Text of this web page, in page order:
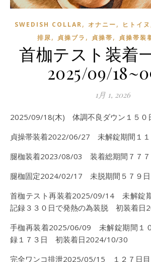
SWEDISH COLLAR, オナニー, ヒトイヌ
排尿, 貞操ブラ , 貞操帯, 貞操帯装
首枷テスト装着
2025/09/
1月 1, 2026
2025/09/18(木) 体調不良ダウン１５０
貞操帯装着2022/06/27 未解錠期間１１
腿枷装着2023/08/03 装着総期間７７７
腿枷固定2024/02/17 未脱期間５７９日
首枷テスト再装着2025/09/14 未解錠
記録３３０日で発熱の為装脱 初装着日
手枷再装着2025/06/09 未解錠期間１
録１７３日 初装着日2024/10/30
完全ワンコ排泄2025/05/15 １２７日目